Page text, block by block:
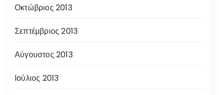
Οκτώβριος 2013
Σεπτέμβριος 2013
Αύγουστος 2013
Ιούλιος 2013